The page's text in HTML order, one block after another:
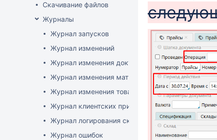
Скачивание файлов
Журналы
Журнал запусков
Журнал изменений
Журнал изменения документов
Журнал изменения матриц
Журнал изменения товаров
Журнал клиентских приложений
Журнал логирования сканирований штрихкодов
Журнал ошибок